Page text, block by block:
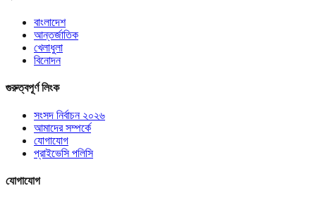
বাংলাদেশ
আন্তর্জাতিক
খেলাধুলা
বিনোদন
গুরুত্বপূর্ণ লিংক
সংসদ নির্বাচন ২০২৬
আমাদের সম্পর্কে
যোগাযোগ
প্রাইভেসি পলিসি
যোগাযোগ